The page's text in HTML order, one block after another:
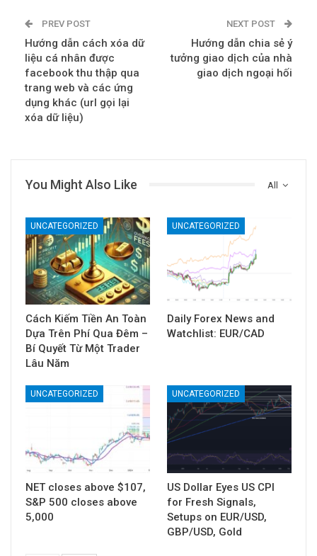
PREV POST
Hướng dẫn cách xóa dữ
liệu cá nhân được
facebook thu thập qua
trang web và các ứng
dụng khác (url gọi lại
xóa dữ liệu)
NEXT POST
Hướng dẫn chia sẻ ý
tưởng giao dịch của nhà
giao dịch ngoại hối
All
You Might Also Like
UNCATEGORIZED
Cách Kiếm Tiền An Toàn
Dựa Trên Phí Qua Đêm –
Bí Quyết Từ Một Trader
Lâu Năm
UNCATEGORIZED
Daily Forex News and
Watchlist: EUR/CAD
UNCATEGORIZED
NET closes above $107,
S&P 500 closes above
5,000
UNCATEGORIZED
US Dollar Eyes US CPI
for Fresh Signals,
Setups on EUR/USD,
GBP/USD, Gold